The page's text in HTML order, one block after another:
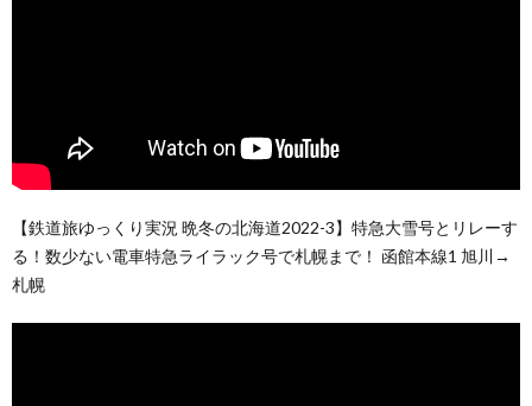
【鉄道旅ゆっくり実況 晩冬の北海道2022-3】特急大雪号とリレーす
る！数少ない電車特急ライラック号で札幌まで！ 函館本線1 旭川→
札幌